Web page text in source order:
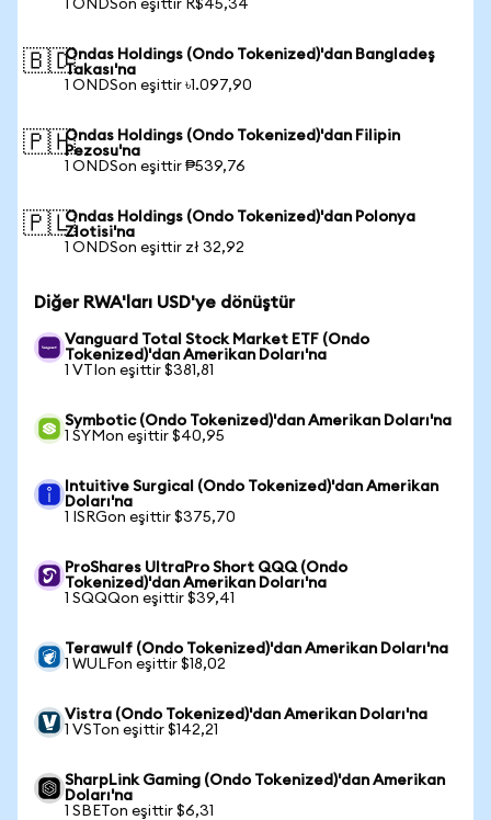
1 ONDSon eşittir R$45,34
🇧🇩Ondas Holdings (Ondo Tokenized)'dan Bangladeş
Takası'na
1 ONDSon eşittir ৳1.097,90
🇵🇭Ondas Holdings (Ondo Tokenized)'dan Filipin
Pezosu'na
1 ONDSon eşittir ₱539,76
🇵🇱Ondas Holdings (Ondo Tokenized)'dan Polonya
Zlotisi'na
1 ONDSon eşittir zł 32,92
Diğer RWA'ları USD'ye dönüştür
Vanguard Total Stock Market ETF (Ondo
Tokenized)'dan Amerikan Doları'na
1 VTIon eşittir $381,81
Symbotic (Ondo Tokenized)'dan Amerikan Doları'na
1 SYMon eşittir $40,95
Intuitive Surgical (Ondo Tokenized)'dan Amerikan
Doları'na
1 ISRGon eşittir $375,70
ProShares UltraPro Short QQQ (Ondo
Tokenized)'dan Amerikan Doları'na
1 SQQQon eşittir $39,41
Terawulf (Ondo Tokenized)'dan Amerikan Doları'na
1 WULFon eşittir $18,02
Vistra (Ondo Tokenized)'dan Amerikan Doları'na
1 VSTon eşittir $142,21
SharpLink Gaming (Ondo Tokenized)'dan Amerikan
Doları'na
1 SBETon eşittir $6,31